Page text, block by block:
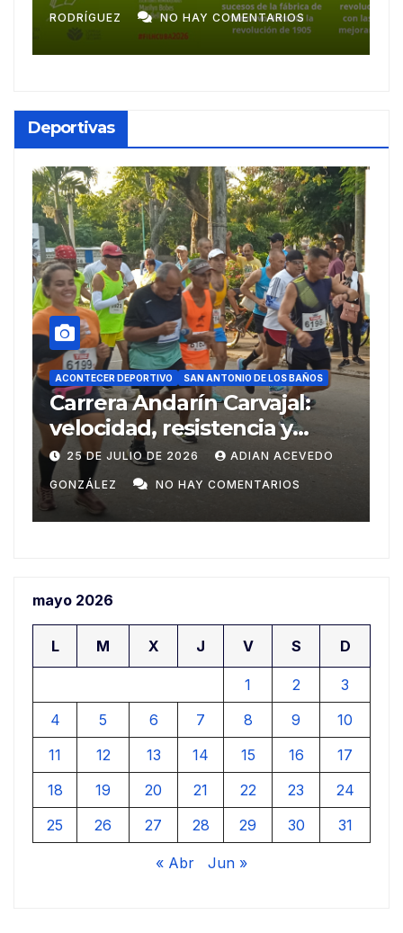
RODRÍGUEZ NO HAY COMENTARIOS
Deportivas
ACONTECER DEPORTIVO DEPORTES
REPORTAJES
SAN ANTONIO DE LOS BAÑOS
Del Ariguanabo a los
Centroamericanos de Santo
Domingo
20 DE JULIO DE 2026 ADIAN ACEVEDO
GONZÁLEZ NO HAY COMENTARIOS
mayo 2026
L M X J V S D
1 2
3
4
5 6 7 8 9
10
11
12 13 14 15 16
17
18
19 20 21 22 23
24
25
26 27 28 29 30 31
« Abr Jun »